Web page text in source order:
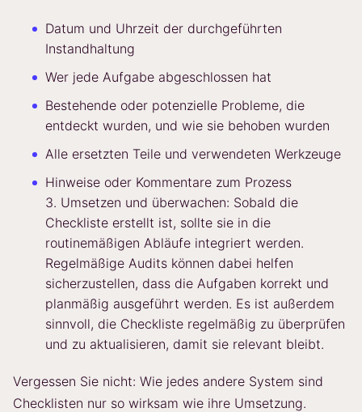
Datum und Uhrzeit der durchgeführten
Instandhaltung
Wer jede Aufgabe abgeschlossen hat
Bestehende oder potenzielle Probleme, die
entdeckt wurden, und wie sie behoben wurden
Alle ersetzten Teile und verwendeten Werkzeuge
Hinweise oder Kommentare zum Prozess
3. Umsetzen und überwachen: Sobald die
Checkliste erstellt ist, sollte sie in die
routinemäßigen Abläufe integriert werden.
Regelmäßige Audits können dabei helfen
sicherzustellen, dass die Aufgaben korrekt und
planmäßig ausgeführt werden. Es ist außerdem
sinnvoll, die Checkliste regelmäßig zu überprüfen
und zu aktualisieren, damit sie relevant bleibt.
Vergessen Sie nicht: Wie jedes andere System sind
Checklisten nur so wirksam wie ihre Umsetzung.